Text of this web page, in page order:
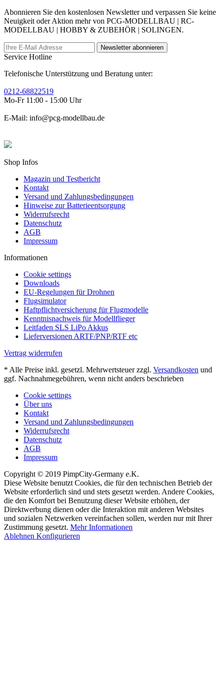
Abonnieren Sie den kostenlosen Newsletter und verpassen Sie keine
Neuigkeit oder Aktion mehr von PCG-MODELLBAU | RC-
MODELLBAU | HOBBY & ZUBEHÖR | SOLINGEN.
Newsletter abonnieren
Service Hotline
Telefonische Unterstützung und Beratung unter:
0212-68822519
Mo-Fr 11:00 - 15:00 Uhr
E-Mail: info@pcg-modellbau.de
Shop Infos
Magazin und Testbericht
Kontakt
Versand und Zahlungsbedingungen
Hinweise zur Batterieentsorgung
Widerrufsrecht
Datenschutz
AGB
Impressum
Informationen
Cookie settings
Downloads
EU-Regelungen für Drohnen
Flugsimulator
Haftpflichtversicherung für Flugmodelle
Kenntnisnachweis für Modellflieger
Leitfaden SLS LiPo Akkus
Lieferversionen ARTF/PNP/RTF etc
Vertrag widerrufen
* Alle Preise inkl. gesetzl. Mehrwertsteuer zzgl. Versandkosten und
ggf. Nachnahmegebühren, wenn nicht anders beschrieben
Cookie settings
Über uns
Kontakt
Versand und Zahlungsbedingungen
Widerrufsrecht
Datenschutz
AGB
Impressum
Copyright © 2019 PimpCity-Germany e.K.
Diese Website benutzt Cookies, die für den technischen Betrieb der
Website erforderlich sind und stets gesetzt werden. Andere Cookies,
die den Komfort bei Benutzung dieser Website erhöhen, der
Direktwerbung dienen oder die Interaktion mit anderen Websites
und sozialen Netzwerken vereinfachen sollen, werden nur mit Ihrer
Zustimmung gesetzt. Mehr Informationen
Ablehnen Konfigurieren